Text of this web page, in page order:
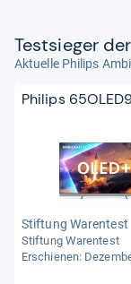
Test­sie­ger
Aktuelle Philips
Philips
Stiftung Warentest
Stiftung Warentest
Erschienen: